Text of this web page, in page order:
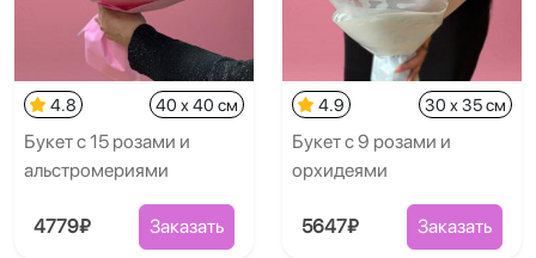
4.8 40 x 40 см
Букет с 15 розами и
альстромериями
4779₽ Заказать
4.9 30 x 35 см
Букет с 9 розами и
орхидеями
5647₽ Заказать